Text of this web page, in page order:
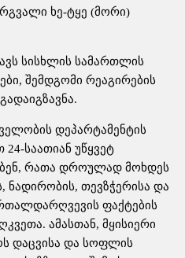
ხე-ტყე (მორი)
სისხლის სამართლის
შემდგომი რეაგირების
დეპარტამენტის
24-საათიან უწყვეტ
რათა დროულად მოხდეს
ნადირობის, თევზჭერისა და
ფაქტების
ამასთან, მყისიერი
დაცვისა და სოფლის